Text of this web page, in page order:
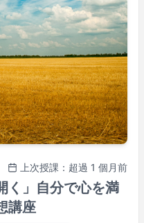
上次授課：超過 1 個月前
く」自分で心を満
講座